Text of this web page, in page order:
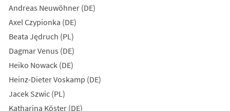
Andreas Neuwöhner (DE)
Axel Czypionka (DE)
Beata Jędruch (PL)
Dagmar Venus (DE)
Heiko Nowack (DE)
Heinz-Dieter Voskamp (DE)
Jacek Szwic (PL)
Katharina Köster (DE)